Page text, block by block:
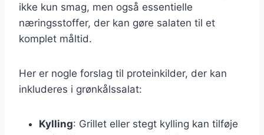
ikke kun smag, men også essentielle
næringsstoffer, der kan gøre salaten til et
komplet måltid.
Her er nogle forslag til proteinkilder, der kan
inkluderes i grønkålssalat:
Kylling: Grillet eller stegt kylling kan tilføje